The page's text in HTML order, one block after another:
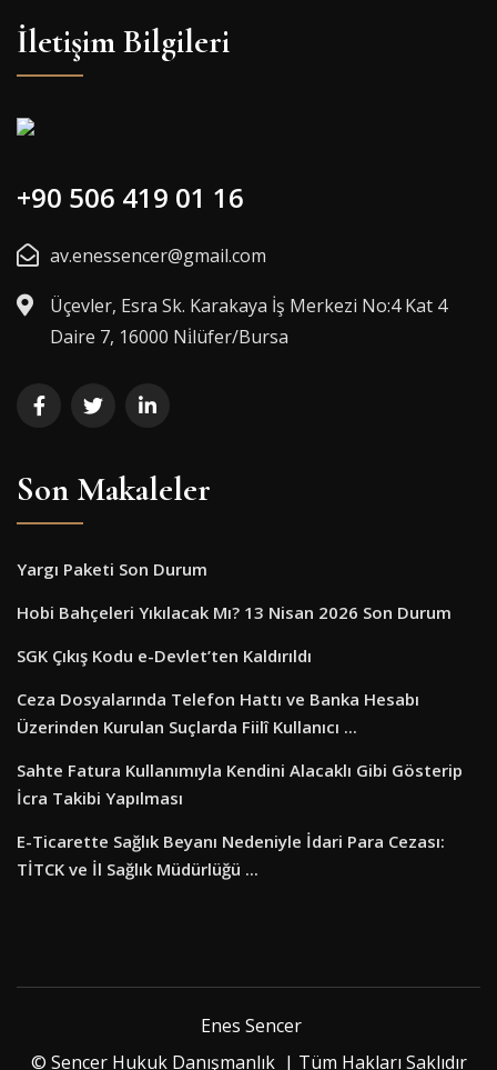
İletişim Bilgileri
+90 506 419 01 16
av.enessencer@gmail.com
Üçevler, Esra Sk. Karakaya İş Merkezi No:4 Kat 4
Daire 7, 16000 Ni̇lüfer/Bursa
Son Makaleler
Yargı Paketi Son Durum
Hobi Bahçeleri Yıkılacak Mı? 13 Nisan 2026 Son Durum
SGK Çıkış Kodu e-Devlet’ten Kaldırıldı
Ceza Dosyalarında Telefon Hattı ve Banka Hesabı
Üzerinden Kurulan Suçlarda Fiilî Kullanıcı ...
Sahte Fatura Kullanımıyla Kendini Alacaklı Gibi Gösterip
İcra Takibi Yapılması
E-Ticarette Sağlık Beyanı Nedeniyle İdari Para Cezası:
TİTCK ve İl Sağlık Müdürlüğü ...
Enes Sencer
© Sencer Hukuk Danışmanlık | Tüm Hakları Saklıdır